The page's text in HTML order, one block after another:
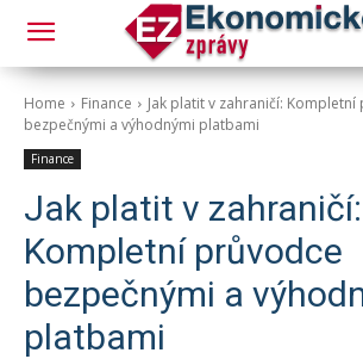
Home Finance
Jak platit v zahraničí: Kompletní
bezpečnými a výhodnými platbami
Finance
Jak platit v zahraničí:
Kompletní průvodce
bezpečnými a
platbami